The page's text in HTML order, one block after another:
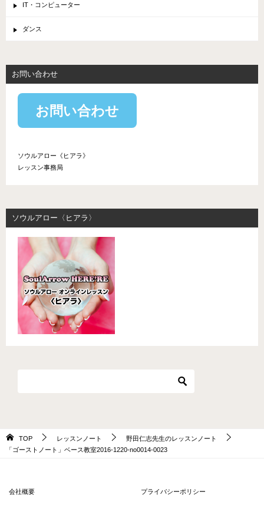
IT・コンピューター
ダンス
お問い合わせ
お問い合わせ
ソウルアロー《ヒアラ》
レッスン事務局
ソウルアロー〈ヒアラ〉
TOP レッスンノート
野田仁志先生のレッスンノート
「ゴーストノート」ベース教室2016-1220-no0014-0023
会社概要 プライバシーポリシー